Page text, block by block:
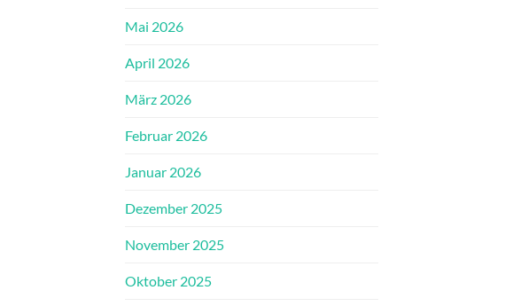
Mai 2026
April 2026
März 2026
Februar 2026
Januar 2026
Dezember 2025
November 2025
Oktober 2025